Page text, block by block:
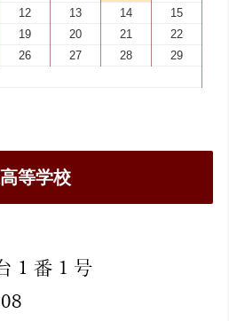
12 13 14
15
19 20 21
22
26 27 28
29
等学校